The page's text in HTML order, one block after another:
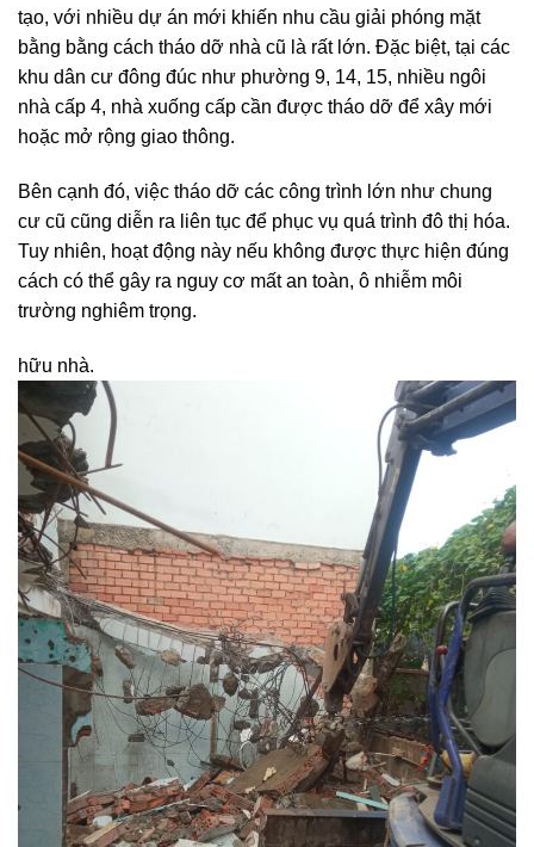
tạo, với nhiều dự án mới khiến nhu cầu giải phóng mặt
bằng bằng cách tháo dỡ nhà cũ là rất lớn. Đặc biệt, tại các
khu dân cư đông đúc như phường 9, 14, 15, nhiều ngôi
nhà cấp 4, nhà xuống cấp cần được tháo dỡ để xây mới
hoặc mở rộng giao thông.
Bên cạnh đó, việc tháo dỡ các công trình lớn như chung
cư cũ cũng diễn ra liên tục để phục vụ quá trình đô thị hóa.
Tuy nhiên, hoạt động này nếu không được thực hiện đúng
cách có thể gây ra nguy cơ mất an toàn, ô nhiễm môi
trường nghiêm trọng.
hữu nhà.